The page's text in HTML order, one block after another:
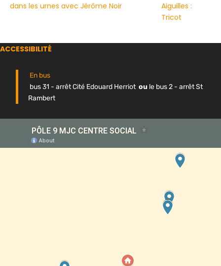
dans les urnes avec Jérôme Noir
Aiguilles :
Tricot
ACCESSIBILITÉ
En bus
bus 31 - arrêt Cité Edouard Herriot ou le bus 2 - arrêt St
Rambert